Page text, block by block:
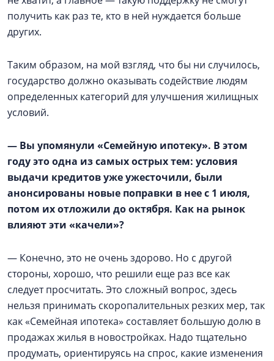
получить как раз те, кто в ней нуждается больше
других.
Таким образом, на мой взгляд, что бы ни случилось,
государство должно оказывать содействие людям
определенных категорий для улучшения жилищных
условий.
— Вы упомянули «Семейную ипотеку». В этом
году это одна из самых острых тем: условия
выдачи кредитов уже ужесточили, были
анонсированы новые поправки в нее с 1 июля,
потом их отложили до октября. Как на рынок
влияют эти «качели»?
— Конечно, это не очень здорово. Но с другой
стороны, хорошо, что решили еще раз все как
следует просчитать. Это сложный вопрос, здесь
нельзя принимать скоропалительных резких мер, так
как «Семейная ипотека» составляет большую долю в
продажах жилья в новостройках. Надо тщательно
продумать, ориентируясь на спрос, какие изменения